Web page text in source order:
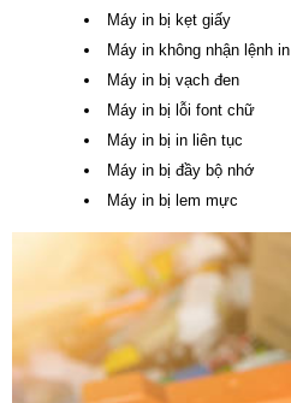
Máy in bị kẹt giấy
Máy in không nhận lệnh in
Máy in bị vạch đen
Máy in bị lỗi font chữ
Máy in bị in liên tục
Máy in bị đầy bộ nhớ
Máy in bị lem mực